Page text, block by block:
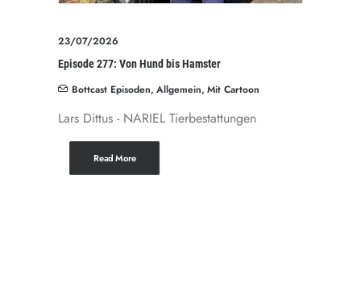
23/07/2026
Episode 277: Von Hund bis Hamster
Bottcast Episoden, Allgemein, Mit Cartoon
Lars Dittus - NARIEL Tierbestattungen
Read More